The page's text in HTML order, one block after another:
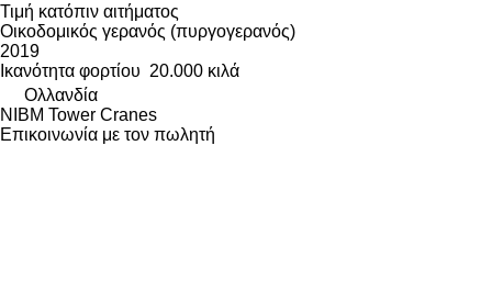
Τιμή κατόπιν αιτήματος
Οικοδομικός γερανός (πυργογερανός)
2019
Ικανότητα φορτίου 20.000 κιλά
Ολλανδία
NIBM Tower Cranes
Επικοινωνία με τον πωλητή